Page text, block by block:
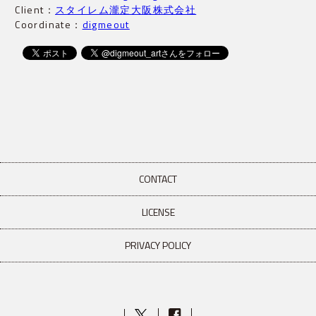
Client： スタイレム瀧定大阪株式会社
Coordinate： digmeout
CONTACT
LICENSE
PRIVACY POLICY